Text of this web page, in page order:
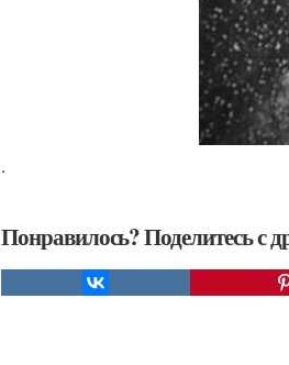
.
Понравилось? Поделитесь с